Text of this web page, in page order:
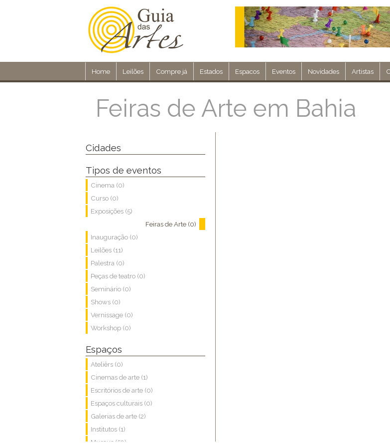
Home Leilões Compre já Estados Espacos Eventos Novidades Artistas
Feiras de Arte em Bahia
Cidades
Tipos de eventos
Cinema (0)
Curso (0)
Exposições (5)
Feiras de Arte (0)
Inauguração (0)
Leilões (11)
Palestra (0)
Peças de teatro (0)
Seminário (0)
Shows (0)
Vernissage (0)
Workshop (0)
Espaços
Ateliêrs (0)
Cinemas de arte (1)
Escritórios de arte (0)
Espaços culturais (0)
Galerias de arte (2)
Institutos (1)
Museus (59)